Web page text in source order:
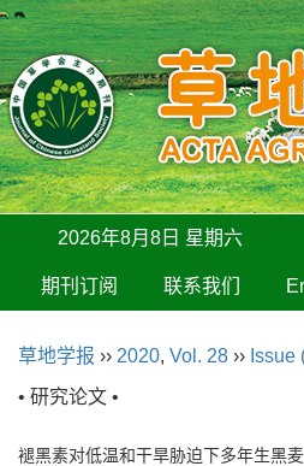
2026年8月8日 星期六
期刊订阅 联系我们
草地学报 ›› 2020, Vol. 28 ›› Issue
• 研究论文 •
褪黑素对低温和干旱胁迫下多年生黑